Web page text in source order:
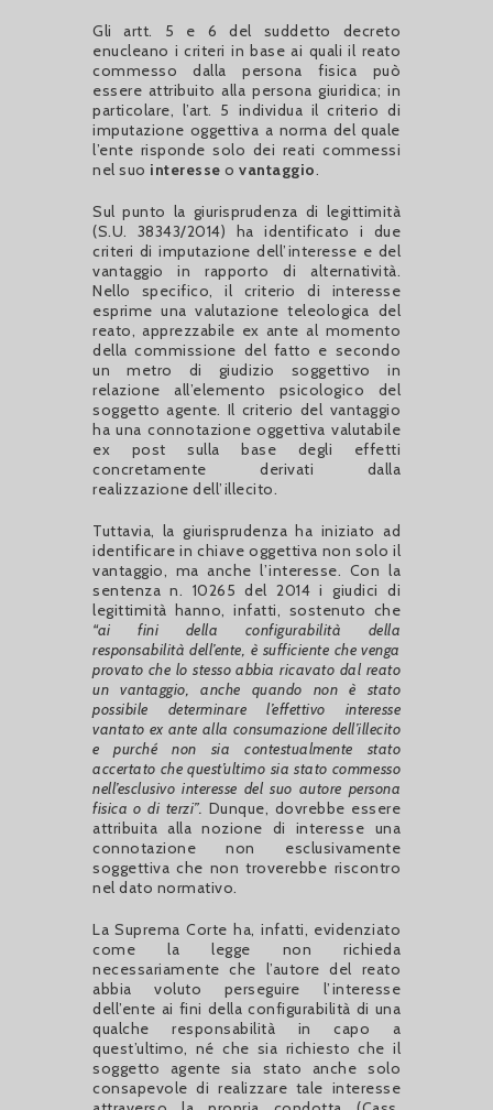
Gli artt. 5 e 6 del suddetto decreto
enucleano i criteri in base ai quali il reato
commesso dalla persona fisica può
essere attribuito alla persona giuridica; in
particolare, l’art. 5 individua il criterio di
imputazione oggettiva a norma del quale
l’ente risponde solo dei reati commessi
nel suo interesse o vantaggio.
Sul punto la giurisprudenza di legittimità
(S.U. 38343/2014) ha identificato i due
criteri di imputazione dell’interesse e del
vantaggio in rapporto di alternatività.
Nello specifico, il criterio di interesse
esprime una valutazione teleologica del
reato, apprezzabile ex ante al momento
della commissione del fatto e secondo
un metro di giudizio soggettivo in
relazione all’elemento psicologico del
soggetto agente. Il criterio del vantaggio
ha una connotazione oggettiva valutabile
ex post sulla base degli effetti
concretamente derivati dalla
realizzazione dell’illecito.
Tuttavia, la giurisprudenza ha iniziato ad
identificare in chiave oggettiva non solo il
vantaggio, ma anche l’interesse. Con la
sentenza n. 10265 del 2014 i giudici di
legittimità hanno, infatti, sostenuto che
“ai fini della configurabilità della
responsabilità dell’ente, è sufficiente che venga
provato che lo stesso abbia ricavato dal reato
un vantaggio, anche quando non è stato
possibile determinare l’effettivo interesse
vantato ex ante alla consumazione dell’illecito
e purché non sia contestualmente stato
accertato che quest’ultimo sia stato commesso
nell’esclusivo interesse del suo autore persona
fisica o di terzi”. Dunque, dovrebbe essere
attribuita alla nozione di interesse una
connotazione non esclusivamente
soggettiva che non troverebbe riscontro
nel dato normativo.
La Suprema Corte ha, infatti, evidenziato
come la legge non richieda
necessariamente che l’autore del reato
abbia voluto perseguire l’interesse
dell’ente ai fini della configurabilità di una
qualche responsabilità in capo a
quest’ultimo, né che sia richiesto che il
soggetto agente sia stato anche solo
consapevole di realizzare tale interesse